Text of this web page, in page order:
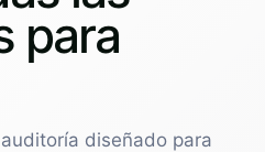
para
diseñado para